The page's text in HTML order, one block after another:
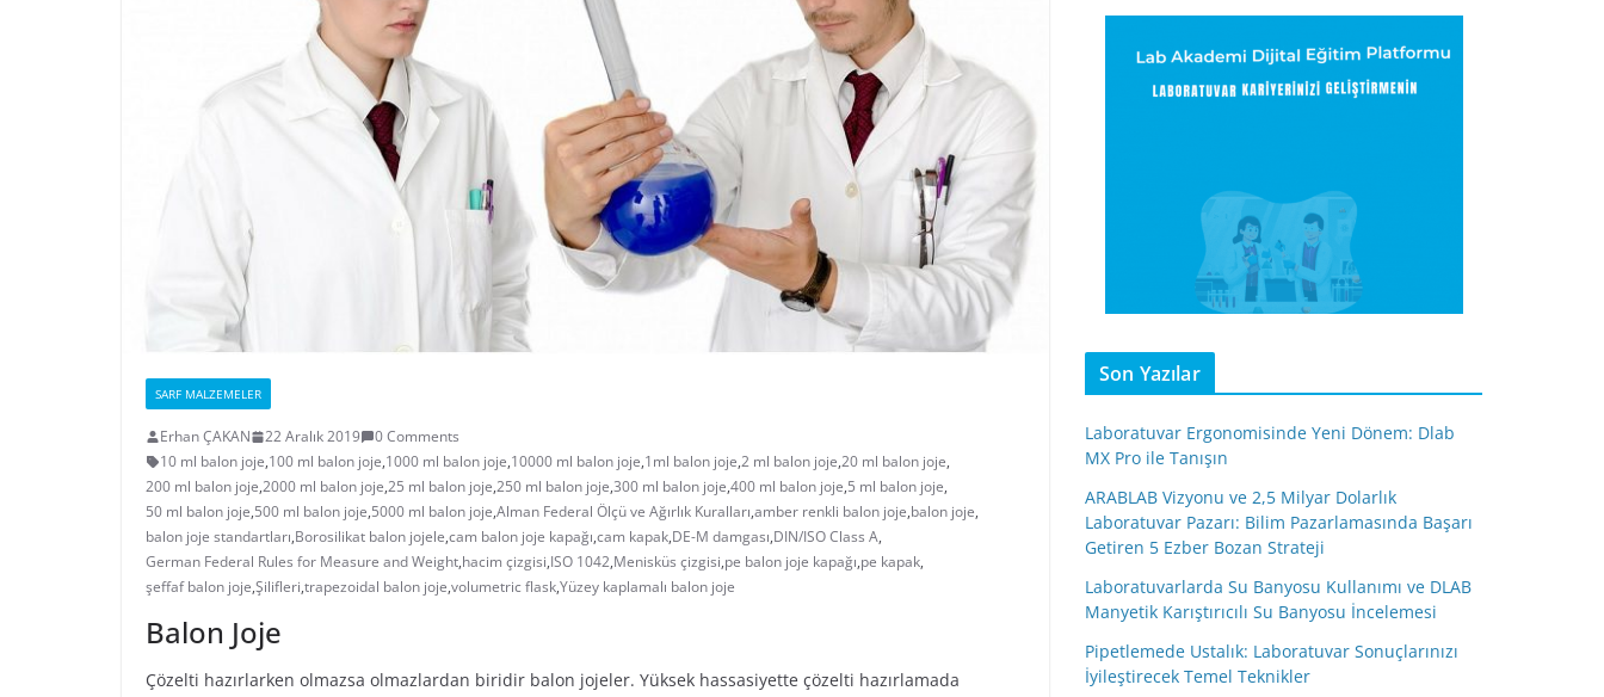
SARF MALZEMELER
Erhan ÇAKAN 22 Aralık 2019
0 Comments
10 ml balon joje,100 ml balon joje,1000 ml balon joje,10000 ml balon joje,1ml balon joje,2 ml balon joje,20 ml balon joje,
200 ml balon joje,2000 ml balon joje,25 ml balon joje,250 ml balon joje,300 ml balon joje,400 ml balon joje,5 ml balon joje,
50 ml balon joje,500 ml balon joje,5000 ml balon joje,Alman Federal Ölçü ve Ağırlık Kuralları,amber renkli balon joje,balon joje,
balon joje standartları,Borosilikat balon jojele,cam balon joje kapağı,cam kapak,DE-M damgası,DIN/ISO Class A,
German Federal Rules for Measure and Weight,hacim çizgisi,ISO 1042,Menisküs çizgisi,pe balon joje kapağı,pe kapak,
şeffaf balon joje,Şilifleri,trapezoidal balon joje,volumetric flask,Yüzey kaplamalı balon joje
Balon Joje
Çözelti hazırlarken olmazsa olmazlardan biridir balon jojeler. Yüksek hassasiyette çözelti hazırlamada
Son Yazılar
Laboratuvar Ergonomisinde Yeni Dönem: Dlab
MX Pro ile Tanışın
ARABLAB Vizyonu ve 2,5 Milyar Dolarlık
Laboratuvar Pazarı: Bilim Pazarlamasında Başarı
Getiren 5 Ezber Bozan Strateji
Laboratuvarlarda Su Banyosu Kullanımı ve DLAB
Manyetik Karıştırıcılı Su Banyosu İncelemesi
Pipetlemede Ustalık: Laboratuvar Sonuçlarınızı
İyileştirecek Temel Teknikler